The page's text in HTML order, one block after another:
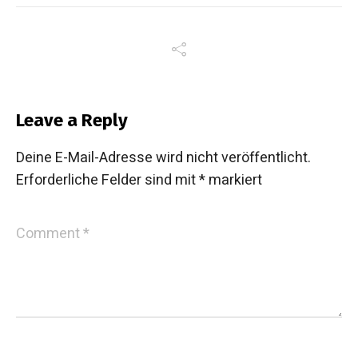
Leave a Reply
Deine E-Mail-Adresse wird nicht veröffentlicht.
Erforderliche Felder sind mit*markiert